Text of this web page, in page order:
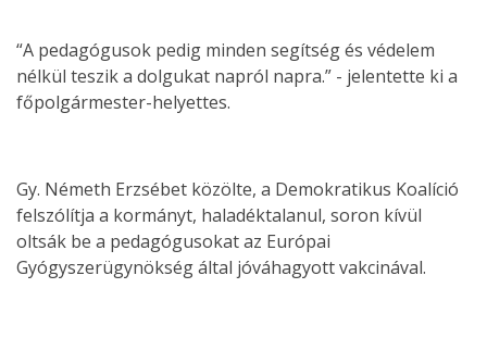
“A pedagógusok pedig minden segítség és védelem
nélkül teszik a dolgukat napról napra.” - jelentette ki a
főpolgármester-helyettes.
Gy. Németh Erzsébet közölte, a Demokratikus Koalíció
felszólítja a kormányt, haladéktalanul, soron kívül
oltsák be a pedagógusokat az Európai
Gyógyszerügynökség által jóváhagyott vakcinával.